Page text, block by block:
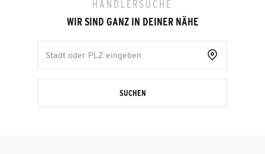
HÄNDLERSUCHE
WIR SIND GANZ IN DEINER NÄHE
SUCHEN